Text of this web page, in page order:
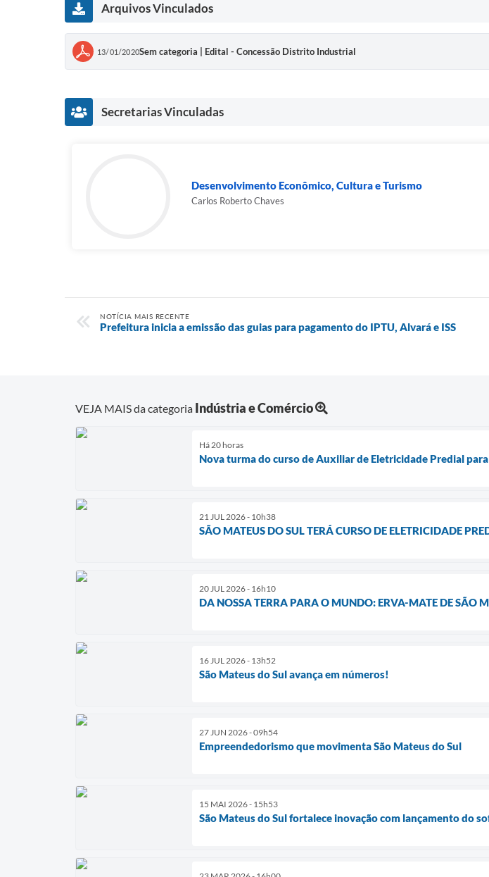
Arquivos Vinculados
13/01/2020Sem categoria | Edital - Concessão Distrito Industrial
Secretarias Vinculadas
Desenvolvimento Econômico, Cultura e Turismo
Carlos Roberto Chaves
NOTÍCIA MAIS RECENTE
Prefeitura inicia a emissão das guias para pagamento do IPTU, Alvará e ISS
VEJA MAIS da categoria Indústria e Comércio
Há 20 horas
Nova turma do curso de Auxiliar de Eletricidade Predial
21 JUL 2026 - 10h38
SÃO MATEUS DO SUL TERÁ CURSO DE ELETRICIDADE
20 JUL 2026 - 16h10
DA NOSSA TERRA PARA O MUNDO: ERVA-MATE DE SÃO
16 JUL 2026 - 13h52
São Mateus do Sul avança em números!
27 JUN 2026 - 09h54
Empreendedorismo que movimenta São Mateus do Sul
15 MAI 2026 - 15h53
São Mateus do Sul fortalece inovação com lançamento do